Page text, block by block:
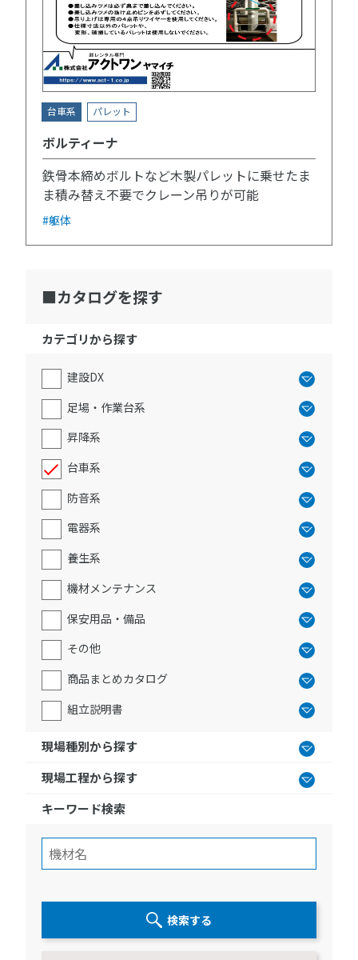
台車系 パレット
ボルティーナ
鉄骨本締めボルトなど木製パレットに乗せたま
ま積み替え不要でクレーン吊りが可能
#躯体
カタログを探す
カテゴリから探す
建設DX
足場・作業台系
昇降系
台車系
防音系
電器系
養生系
機材メンテナンス
保安用品・備品
その他
商品まとめカタログ
組立説明書
現場種別から探す
現場工程から探す
キーワード検索
検索する